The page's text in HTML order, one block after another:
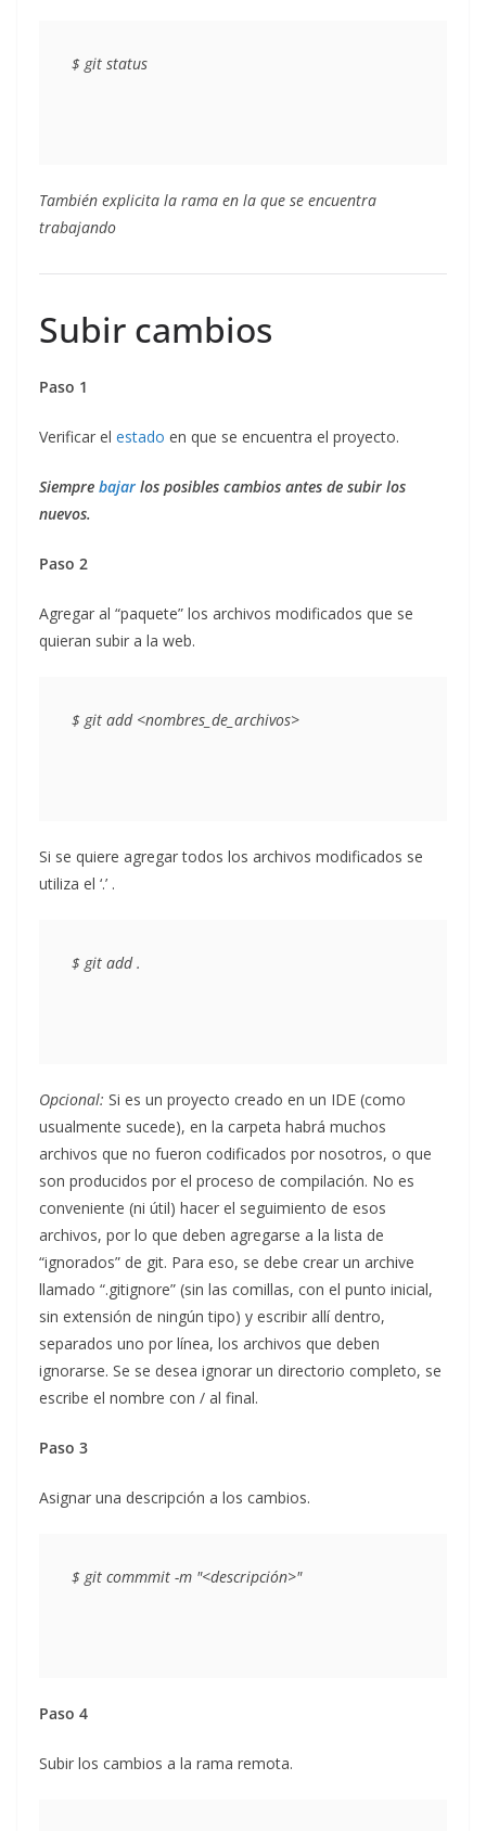
También explicita la rama en la que se encuentra
trabajando
Subir cambios
Paso 1
Verificar el estado en que se encuentra el proyecto.
Siempre bajar los posibles cambios antes de subir los
nuevos.
Paso 2
Agregar al “paquete” los archivos modificados que se
quieran subir a la web.
Si se quiere agregar todos los archivos modificados se
utiliza el ‘.’ .
Opcional: Si es un proyecto creado en un IDE (como
usualmente sucede), en la carpeta habrá muchos
archivos que no fueron codificados por nosotros, o que
son producidos por el proceso de compilación. No es
conveniente (ni útil) hacer el seguimiento de esos
archivos, por lo que deben agregarse a la lista de
“ignorados” de git. Para eso, se debe crear un archive
llamado “.gitignore” (sin las comillas, con el punto inicial,
sin extensión de ningún tipo) y escribir allí dentro,
separados uno por línea, los archivos que deben
ignorarse. Se se desea ignorar un directorio completo, se
escribe el nombre con / al final.
Paso 3
Asignar una descripción a los cambios.
$ git commmit -m "<descripción>"
Paso 4
Subir los cambios a la rama remota.